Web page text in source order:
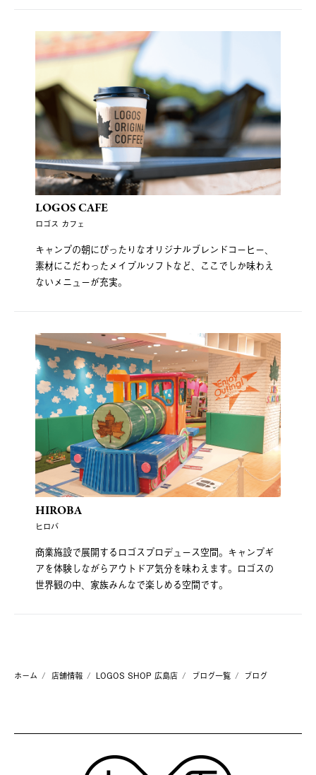
LOGOS CAFE
ロゴス カフェ
キャンプの朝にぴったりなオリジナルブレンドコーヒー、
素材にこだわったメイプルソフトなど、ここでしか味わえ
ないメニューが充実。
HIROBA
ヒロバ
商業施設で展開するロゴスプロデュース空間。キャンプギ
アを体験しながらアウトドア気分を味わえます。ロゴスの
世界観の中、家族みんなで楽しめる空間です。
ホーム 店舗情報 LOGOS SHOP 広島店 ブログ一覧 ブログ